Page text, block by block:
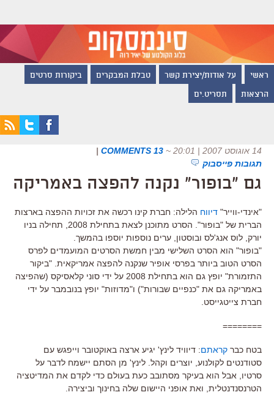
ראשי על אודות/יצירת קשר טבלת המבקרים ביקורות סרטים
הרצאות תסריט.ים
14 אוגוסט 2007 | 20:01 ~
13 COMMENTS
|
תגובות פייסבוק
גם "בופור" נקנה להפצה באמריקה
"אינדי-ווייר" דיווח הלילה: חברת קינו רכשה את זכויות ההפצה בארצות
הברית של "בופור". הסרט מתוכנן לצאת בתחילת 2008, תחילה בניו
יורק, לוס אנג'לס ובוסטון, ערים נוספות יוספו בהמשך.
"בופור" הוא הסרט השלישי מבין חמשת הסרטים המועמדים לפרס
הסרט הטוב ביותר בפרסי אופיר שנקנה להפצה אמריקאית. "ביקור
התזמורת" יופץ גם הוא בתחילת 2008 על ידי סוני קלאסיקס (שהפיצה
באמריקה גם את "כנפיים שבורות") ו"מדוזות" יופץ בנובמבר על ידי
חברת צייטגייסט.
========
בטח כבר קראתם: דיוויד לינץ' יגיע ארצה באוקטובר וייפגש עם
סטודנטים לקולנוע, יוצרים וקהל. לינץ' מן הסתם יישמח לדבר על
סרטיו, אבל הוא בעיקר מסתובב כעת בעולם כדי לקדם את המדיטציה
הטרנסנדנטלית, ואת אופני היישום שלה בחינוך וביצירה.